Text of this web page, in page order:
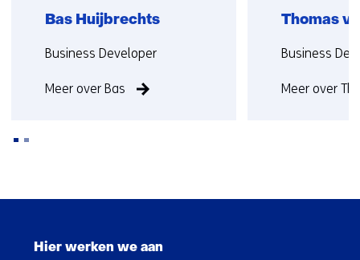
Bas Huijbrechts
Functie:
Business Developer
Meer over Bas
Thomas
Functie:
Business
Meer over
naar
Hier werken we aan